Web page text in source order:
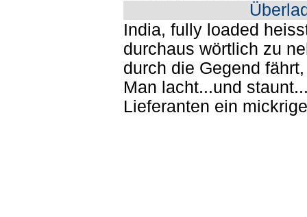
India, fully loaded
durchaus wörtlich zu
durch die Gegend
Man lacht...und
Lieferanten ein